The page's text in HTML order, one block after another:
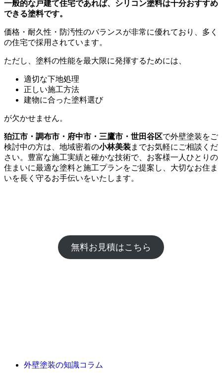
一般的な戸建て住宅であれば、シリコン塗料は十分おすすめ
できる塗料です。
価格・耐久性・防汚性のバランスが非常に優れており、多く
の住宅で採用されています。
ただし、塗料の性能を最大限に発揮するためには、
適切な下地処理
正しい施工方法
建物に合った塗料選び
が欠かせません。
狛江市・調布市・府中市・三鷹市・世田谷区で外壁塗装をご
検討中の方は、地域密着の小林美装までお気軽にご相談くだ
さい。豊富な施工実績と確かな技術で、お客様一人ひとりの
住まいに最適な塗料と施工プランをご提案し、大切なお住ま
いを長く守るお手伝いをいたします。
無料お見積はこちら
外壁塗装の知識コラム